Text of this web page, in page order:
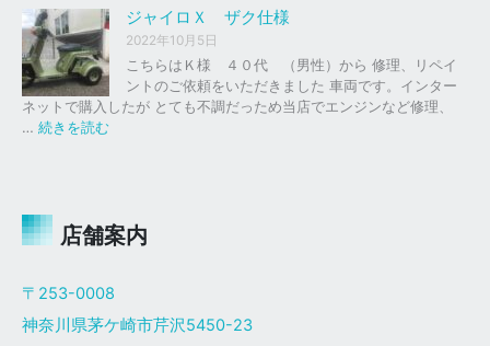
ま
し
た
。
ー
ザ
ク
仕
様
ア
ボ
ッ
ク
ス
ジャイロＸ ザク仕様
2022年10月5日
こちらはＫ様 ４０代 （男性）から 修理、リペイ
ントのご依頼をいただきました 車両です。インター
ネットで購入したが とても不調だっため当店でエンジンなど修理、
… 続きを読む
Ｘ
ク
様
店舗案内
〒253-0008
神奈川県茅ケ崎市芹沢5450-23